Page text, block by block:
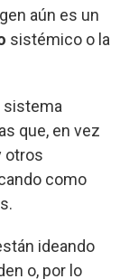
aún es un
sistémico o la
sistema
que, en vez
otros
como
ideando
o, por lo